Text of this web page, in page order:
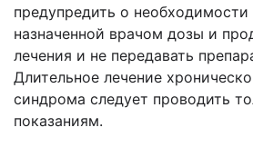
предупредить о
назначенной врачом дозы и
лечения и не передавать
Длительное лечение
синдрома следует проводить
показаниям.